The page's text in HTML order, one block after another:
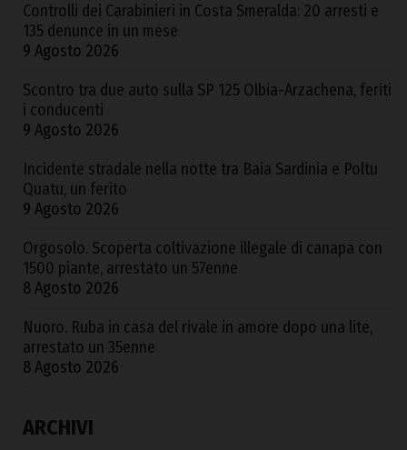
Controlli dei Carabinieri in Costa Smeralda: 20 arresti e
135 denunce in un mese
9 Agosto 2026
Scontro tra due auto sulla SP 125 Olbia-Arzachena, feriti
i conducenti
9 Agosto 2026
Incidente stradale nella notte tra Baia Sardinia e Poltu
Quatu, un ferito
9 Agosto 2026
Orgosolo. Scoperta coltivazione illegale di canapa con
1500 piante, arrestato un 57enne
8 Agosto 2026
Nuoro. Ruba in casa del rivale in amore dopo una lite,
arrestato un 35enne
8 Agosto 2026
ARCHIVI